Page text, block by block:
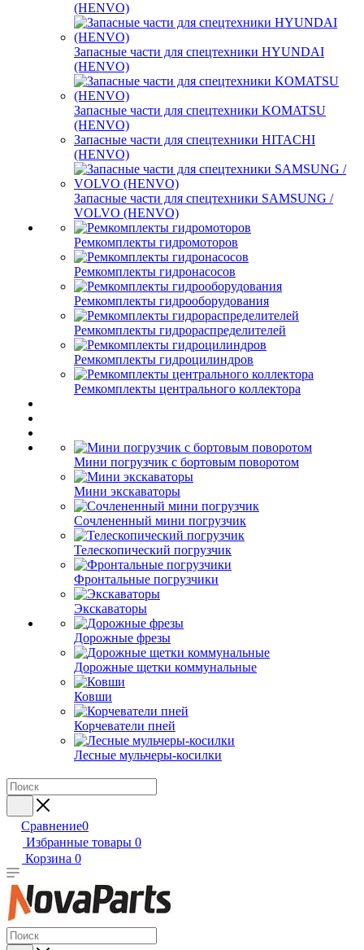
(HENVO)
Запасные части для спецтехники HYUNDAI
(HENVO)
Запасные части для спецтехники KOMATSU
(HENVO)
Запасные части для спецтехники HITACHI
(HENVO)
Запасные части для спецтехники SAMSUNG /
VOLVO (HENVO)
Ремкомплекты гидромоторов
Ремкомплекты гидронасосов
Ремкомплекты гидрооборудования
Ремкомплекты гидрораспределителей
Ремкомплекты гидроцилиндров
Ремкомплекты центрального коллектора
Мини погрузчик с бортовым поворотом
Мини экскаваторы
Сочлененный мини погрузчик
Телескопический погрузчик
Фронтальные погрузчики
Экскаваторы
Дорожные фрезы
Дорожные щетки коммунальные
Ковши
Корчеватели пней
Лесные мульчеры-косилки
Сравнение0
Избранные товары 0
Корзина 0